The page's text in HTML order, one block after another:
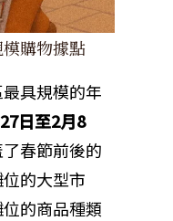
購物據點
具規模的年
日至2月8
春節前後的
的大型市
的商品種類